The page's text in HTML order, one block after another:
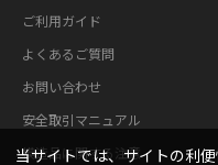
ご利用ガイド
よくあるご質問
お問い合わせ
安全取引マニュアル
模造品に関する注意
当サイトでは、サイトの利